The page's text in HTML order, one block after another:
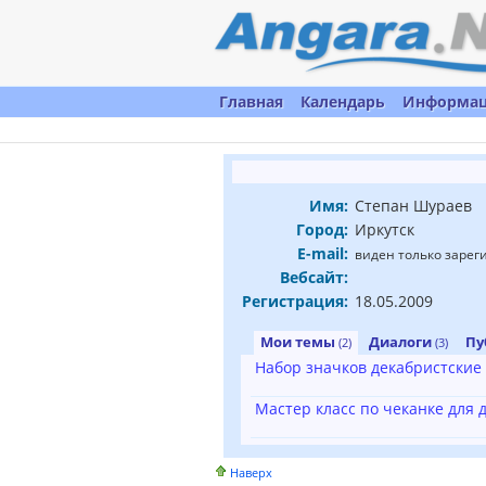
Главная Календарь
Имя: Степан Шураев
Город: Иркутск
E-mail: виден только
Вебсайт:
Регистрация: 18.05.2009
Мои темы (2) Диалоги (3)
Набор значков
Мастер класс по чеканке для
Наверх